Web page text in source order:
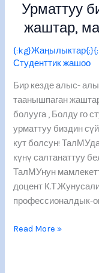
Урматтуу
жаштар,
Студенттик жашоо
Бир кезде алыс-
таанышпаган
болууга , Болду го
урматтуу биздин
кут болсун!
күнү салтанаттуу
ТалМУнун
доцент
профессионалдык-
Read More »